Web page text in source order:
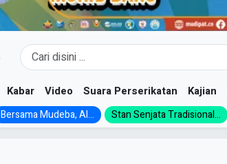
Kabar Video Suara Perserikatan Kajian
Bersama Mudeba, Al... Stan Senjata Tradisional...